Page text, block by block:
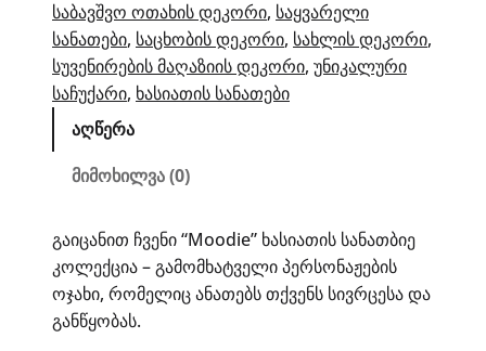
საბავშვო ოთახის დეკორი, საყვარელი
სანათები, საცხობის დეკორი, სახლის დეკორი
სუვენირების მაღაზიის დეკორი, უნიკალური
საჩუქარი, ხასიათის სანათები
აღწერა
მიმოხილვა (0)
გაიცანით ჩვენი “Moodie” ხასიათის სანათბიე
კოლექცია – გამომხატველი პერსონაჟების
ოჯახი, რომელიც ანათებს თქვენს სივრცესა და
განწყობას.